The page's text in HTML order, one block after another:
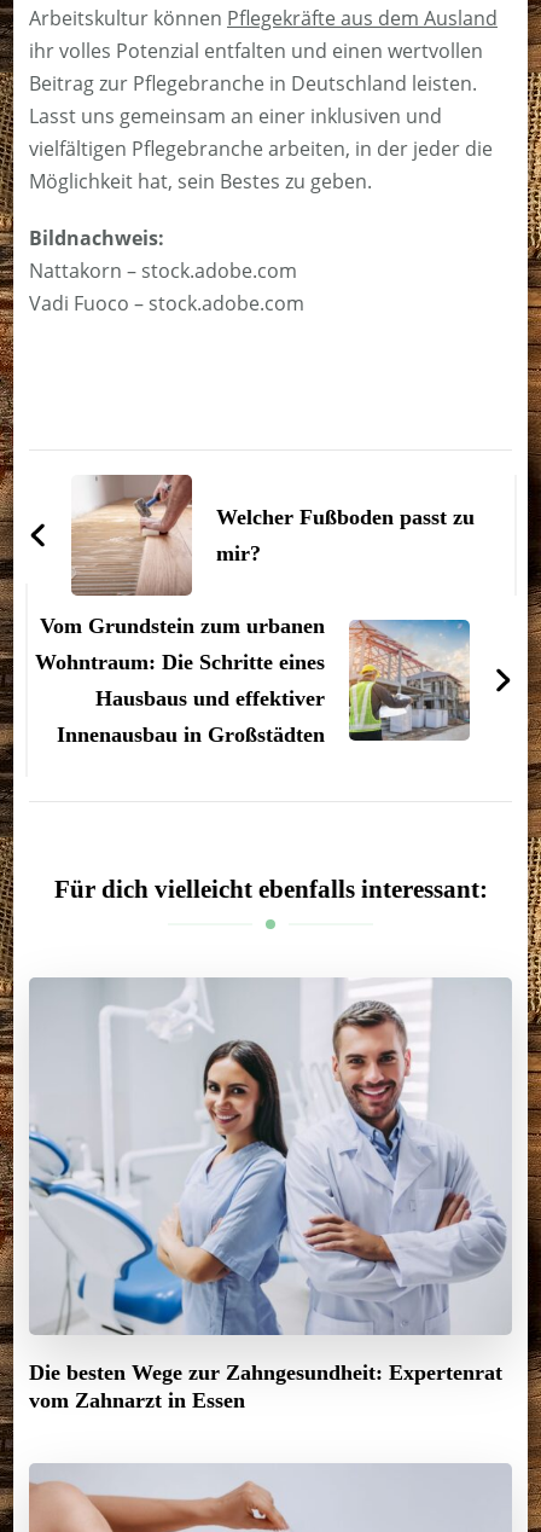
Arbeitskultur können Pflegekräfte aus dem Ausland
ihr volles Potenzial entfalten und einen wertvollen
Beitrag zur Pflegebranche in Deutschland leisten.
Lasst uns gemeinsam an einer inklusiven und
vielfältigen Pflegebranche arbeiten, in der jeder die
Möglichkeit hat, sein Bestes zu geben.
Bildnachweis:
Nattakorn – stock.adobe.com
Vadi Fuoco – stock.adobe.com
Beitragsnavigation
Welcher Fußboden passt zu
mir?
Vom Grundstein zum urbanen
Wohntraum: Die Schritte eines
Hausbaus und effektiver
Innenausbau in Großstädten
Für dich vielleicht ebenfalls interessant:
Die besten Wege zur Zahngesundheit: Expertenrat
vom Zahnarzt in Essen